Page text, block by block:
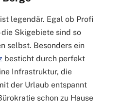
legendär. Egal ob Profi
Skigebiete sind so
selbst. Besonders ein
besticht durch perfekt
Infrastruktur, die
der Urlaub entspannt
schon zu Hause